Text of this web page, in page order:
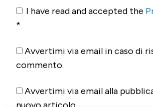
I have read and accepted the
*
Avvertimi via email in caso di
commento.
Avvertimi via email alla